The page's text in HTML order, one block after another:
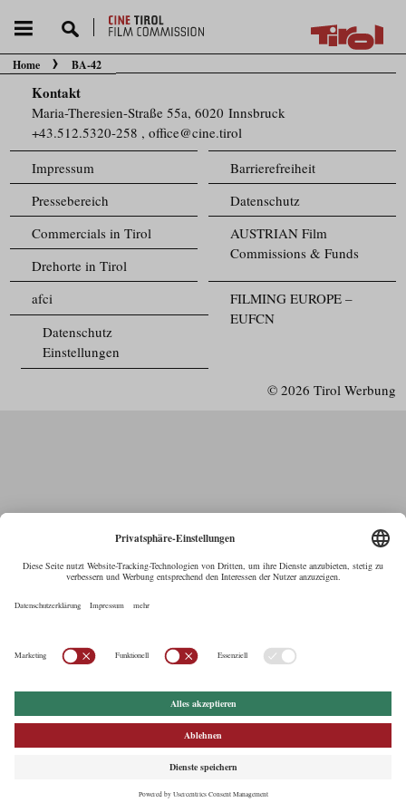
Sie befinden sich hier:
Home BA-42
Kontakt
Maria-Theresien-Straße 55a, 6020 Innsbruck
+43.512.5320-258 ,office@cine.tirol
Impressum
Barrierefreiheit
Pressebereich
Datenschutz
Commercials in Tirol
AUSTRIAN Film
Commissions & Funds
Drehorte in Tirol
FILMING EUROPE –
EUFCN
afci
Datenschutz
Einstellungen
© 2026 Tirol Werbung